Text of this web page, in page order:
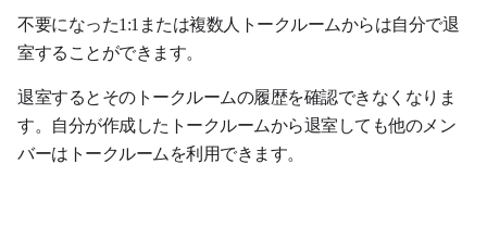
不要になった1:1または複数人トークルームからは自分で退
室することができます。
退室するとそのトークルームの履歴を確認できなくなりま
す。自分が作成したトークルームから退室しても他のメン
バーはトークルームを利用できます。